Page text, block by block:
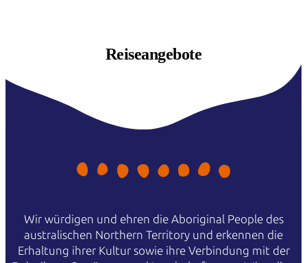
Reiseangebote
Wir würdigen und ehren die Aboriginal People des
australischen Northern Territory und erkennen die
Erhaltung ihrer Kultur sowie ihre Verbindung mit der